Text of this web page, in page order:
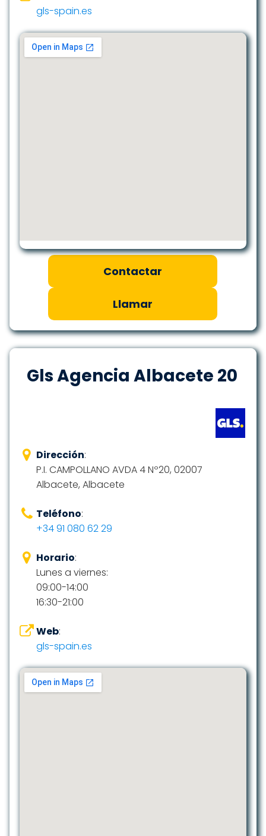
gls-spain.es
Contactar
Llamar
Gls Agencia Albacete 20
Dirección:
P.I. CAMPOLLANO AVDA 4 Nº20, 02007
Albacete, Albacete
Teléfono:
+34 91 080 62 29
Horario:
Lunes a viernes:
09:00-14:00
16:30-21:00
Web:
gls-spain.es